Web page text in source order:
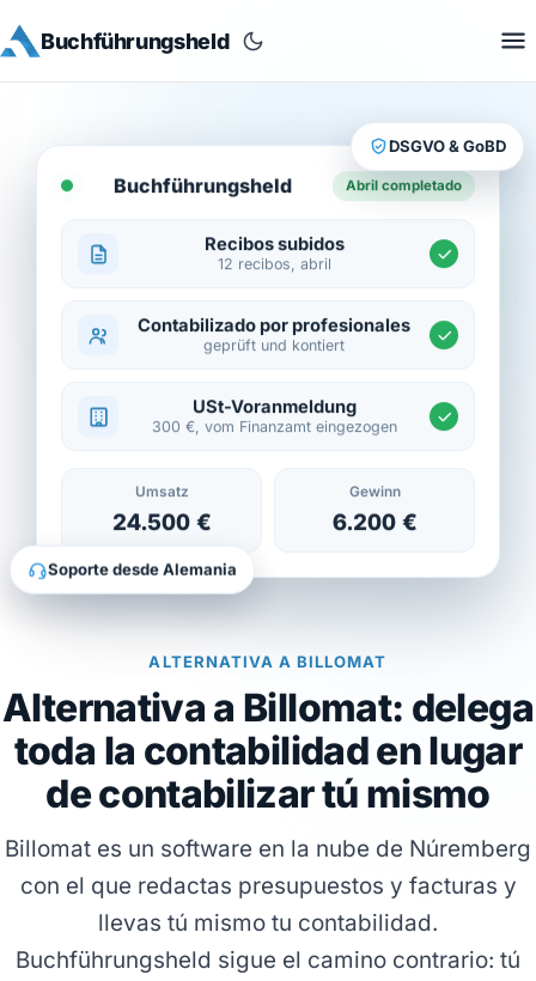
Buchführungsheld
ALTERNATIVA A BILLOMAT
Alternativa a Billomat: delega
toda la contabilidad en lugar
de contabilizar tú mismo
Billomat es un software en la nube de Núremberg
con el que redactas presupuestos y facturas y
llevas tú mismo tu contabilidad.
Buchführungsheld sigue el camino contrario: tú
Buchführungsheld Abril completado
Recibos subidos
12 recibos, abril
Contabilizado por profesionales
geprüft und kontiert
USt-Voranmeldung
300 €, vom Finanzamt eingezogen
Umsatz
24.500 €
Gewinn
6.200 €
DSGVO & GoBD
Soporte desde Alemania